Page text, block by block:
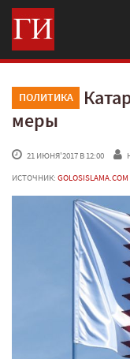
ПОЛИТИКА
меры
21 ИЮНЯ'2017 В 12:00
ИСТОЧНИК: GOLOSISLAMA.COM